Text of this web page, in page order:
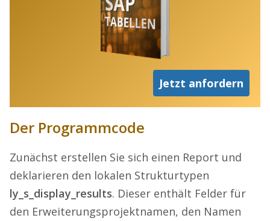
Jetzt anfordern
Der Programmcode
Zunächst erstellen Sie sich einen Report und
deklarieren den lokalen Strukturtypen
ly_s_display_results. Dieser enthält Felder für
den Erweiterungsprojektnamen, den Namen